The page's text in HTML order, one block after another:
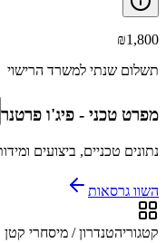
₪1,800
תשלום שנתי למשרד הרישוי
מפרט טכני - פיג'ו פרטנר
נתונים טכניים, ביצועים
השוו גרסאות
קטגוריהטנדרון / מיסחרי קטן